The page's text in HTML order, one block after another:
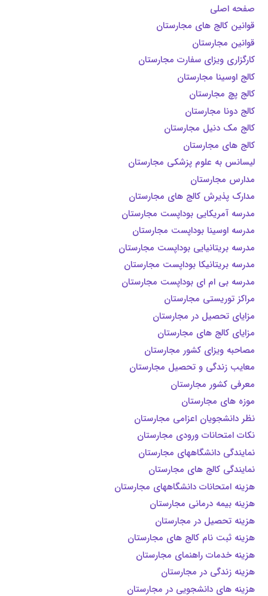
صفحه اصلی
قوانین کالج های مجارستان
قوانین مجارستان
کارگزاری ویزای سفارت مجارستان
کالج اوسینا مجارستان
کالج پچ مجارستان
کالج دونا مجارستان
کالج مک دنیل مجارستان
کالج های مجارستان
لیسانس به علوم پزشکی مجارستان
مدارس مجارستان
مدارک پذیرش کالج های مجارستان
مدرسه آمریکایی بوداپست مجارستان
مدرسه اوسینا بوداپست مجارستان
مدرسه بریتانیایی بوداپست مجارستان
مدرسه بریتانیکا بوداپست مجارستان
مدرسه بی ام ای بوداپست مجارستان
مراکز توریستی مجارستان
مزایای تحصیل در مجارستان
مزایای کالج های مجارستان
مصاحبه ویزای کشور مجارستان
معایب زندگی و تحصیل مجارستان
معرفی کشور مجارستان
موزه های مجارستان
نظر دانشجویان اعزامی مجارستان
نکات امتحانات ورودی مجارستان
نمایندگی دانشگاههای مجارستان
نمایندگی کالج های مجارستان
هزینه امتحانات دانشگاههای مجارستان
هزینه بیمه درمانی مجارستان
هزینه تحصیل در مجارستان
هزینه ثبت نام کالج های مجارستان
هزینه خدمات راهنمای مجارستان
هزینه زندگی در مجارستان
هزینه های دانشجویی در مجارستان